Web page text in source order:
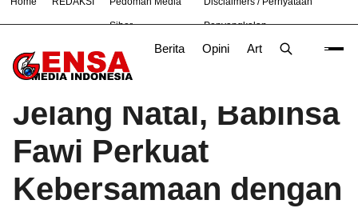
Siber Penyangkalan
Berita Opini Artikel
# Bandung Bekasi Jakarta Nasional News TNI
Beranda/Berita
Jelang Natal, Babinsa
Fawi Perkuat
Kebersamaan dengan